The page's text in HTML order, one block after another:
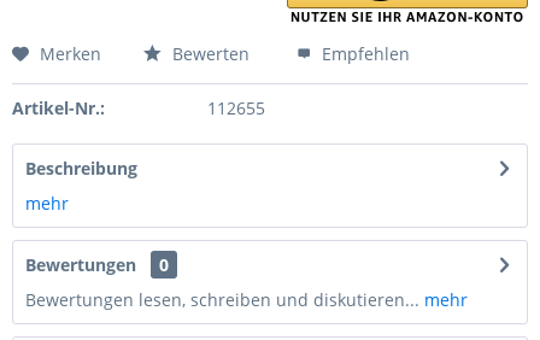
Merken Bewerten Empfehlen
Artikel-Nr.: 112655
Beschreibung
mehr
Bewertungen
0
Bewertungen lesen, schreiben und diskutieren... mehr